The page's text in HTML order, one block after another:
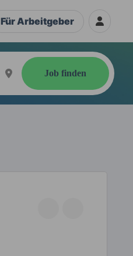
Für Arbeitgeber
Job finden